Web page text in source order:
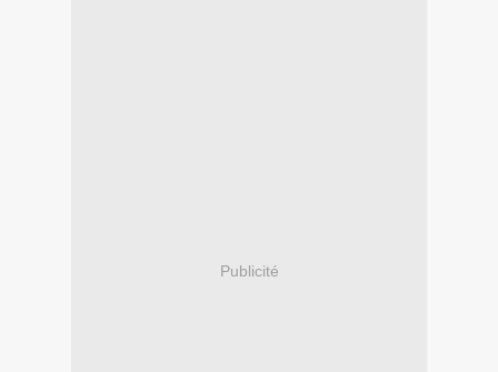
Publicité